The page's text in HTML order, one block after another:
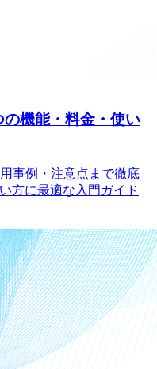
の機能・料金・使い
事例・注意点まで徹底
方に最適な入門ガイド